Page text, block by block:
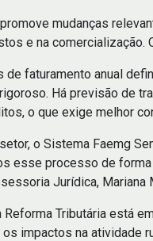
mudanças
e na
de faturamento anual
Há previsão de
o que exige melhor
o Sistema Faemg
esse processo de
Jurídica, Mariana
Tributária está
impactos na atividade